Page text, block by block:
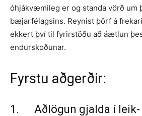
óhjákvæmileg er og standa vörð um
bæjarfélagsins. Reynist þörf á
ekkert því til fyrirstöðu að áætlun
endurskoðunar.
Fyrstu aðgerðir:
1. Aðlögun gjalda í leik-